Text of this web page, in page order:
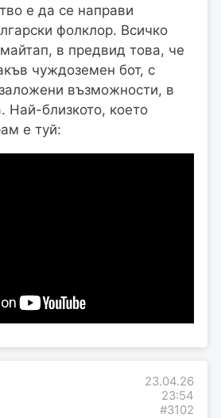
е да се направи
фолклор. Всичко
в предвид това, че
чуждоземен бот, с
възможности, в
Най-близкото, което
е туй:
23.04.26
23:54
#3102